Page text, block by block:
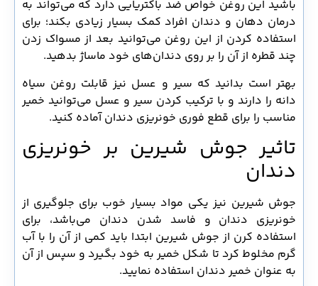
باشید این روغن خواص ضد باکتریایی دارد که می‌تواند به
درمان دهان و دندان افراد کمک بسیار زیادی بکند؛ برای
استفاده کردن از این روغن می‌توانید بعد از مسواک زدن
چند قطره از آن را بر روی دندان‌های خود ماساژ بدهید.
بهتر است بدانید که سیر و عسل نیز قابلت روغن سیاه
دانه را دارند و با ترکیب کردن سیر و عسل می‌توانید خمیر
مناسب را برای قطع فوری خونریزی دندان آماده کنید.
تاثیر جوش شیرین بر خونریزی
دندان
جوش شیرین نیز یکی مواد بسیار خوب برای جلوگیری از
خونریزی دندان و فاسد شدن دندان می‌باشد، برای
استفاده کرن از جوش شیرین ابتدا باید کمی از آن را با آب
گرم مخلوط کرد تا شکل خمیر به خود بگیرد و سپس از آن
به عنوان خمیر دندان استفاده نمایید.